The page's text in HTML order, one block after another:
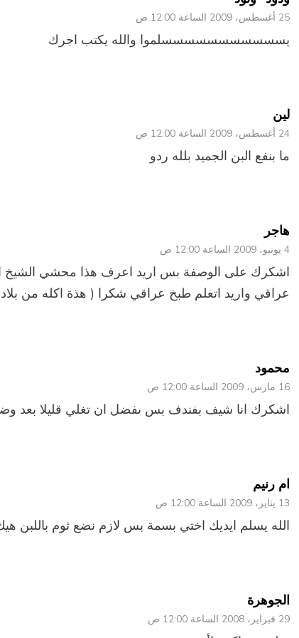
25 أغسطس، 2009 الساعة 12:00 ص
يسسسسسسسسسسسلموا والله يكتب اجرك
لين
24 أغسطس، 2009 الساعة 12:00 ص
ما بنفع البن الجميد بلله ردو
هاجر
4 يونيو، 2009 الساعة 12:00 ص
اشكرك على الوصفة بس اريد اعرف هذا محشي الشيخ
عراقي واريد اتعلم طبخ عراقي شكرا ( هذة اكله من
محمود
16 مارس، 2009 الساعة 12:00 ص
اشكرك انا شيف بفندف بس ىفضل ان تغلي قليلا بعد
ام رنيم
13 يناير، 2009 الساعة 12:00 ص
الله يسلم ايديك اختي بسمة بس لازم نضع ثوم باللبن
الجوهرة
29 فبراير، 2008 الساعة 12:00 ص